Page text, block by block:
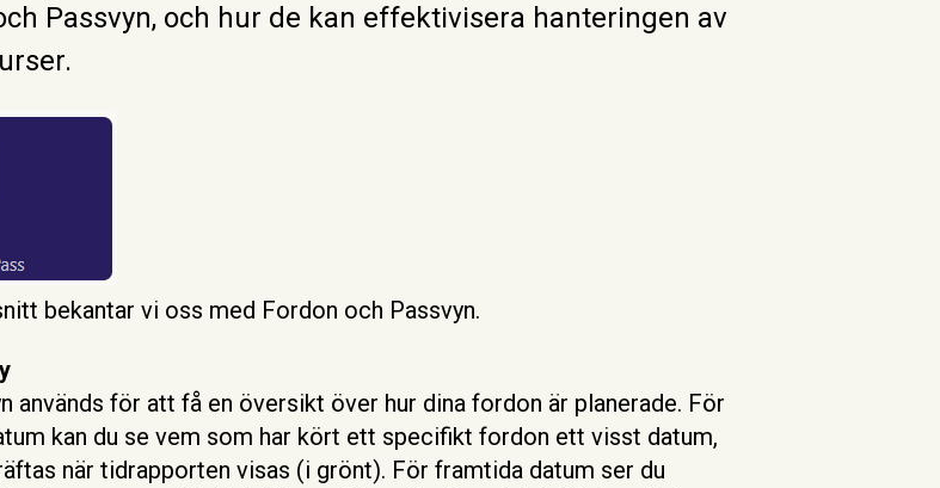
Passvyn, och hur de kan effektivisera hanteringen av
bekantar vi oss med Fordon och Passvyn.
används för att få en översikt över hur dina fordon är planerade. För
kan du se vem som har kört ett specifikt fordon ett visst datum,
när tidrapporten visas (i grönt). För framtida datum ser du